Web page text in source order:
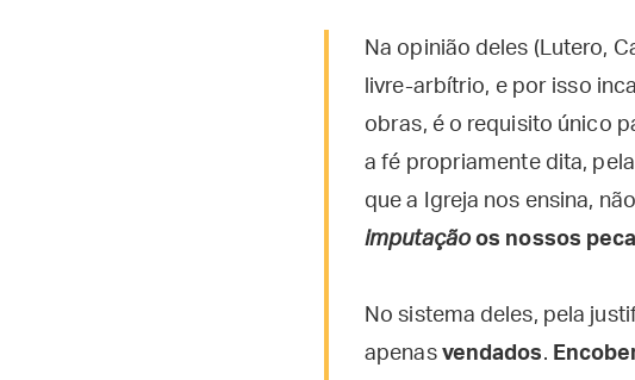
Na opinião deles (Lutero,
livre-arbítrio, e por isso
obras, é o requisito único
a fé propriamente dita,
que a Igreja nos ensina,
imputaçãoos nossos
No sistema deles, pela
apenas vendados.